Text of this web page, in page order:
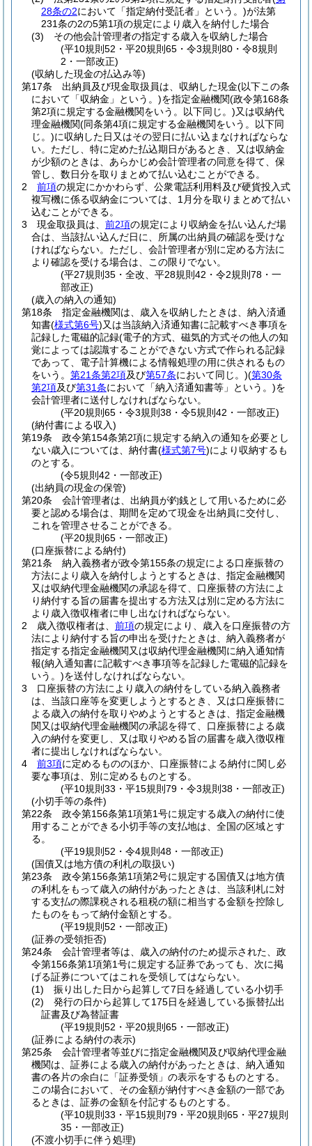
28条の2において「指定納付受託者」という。)が法第
231条の2の5第1項の規定により歳入を納付した場合
(3)
その他会計管理者の指定する歳入を収納した場合
(平10規則52・平20規則65・令3規則80・令8規則
2・一部改正)
(収納した現金の払込み等)
第17条
出納員及び現金取扱員は、収納した現金(以下この条
において「収納金」という。)を指定金融機関(政令第168条
第2項に規定する金融機関をいう。以下同じ。)又は収納代
理金融機関(同条第4項に規定する金融機関をいう。以下同
じ。)に収納した日又はその翌日に払い込まなければならな
い。 ただし、特に定めた払込期日があるとき、又は収納金
が少額のときは、あらかじめ会計管理者の同意を得て、保
管し、数日分を取りまとめて払い込むことができる。
2
前項の規定にかかわらず、公衆電話利用料及び硬貨投入式
複写機に係る収納金については、1月分を取りまとめて払い
込むことができる。
3
現金取扱員は、 前2項の規定により収納金を払い込んだ場
合は、当該払い込んだ日に、所属の出納員の確認を受けな
ければならない。 ただし、会計管理者が別に定める方法に
より確認を受ける場合は、この限りでない。
(平27規則35・全改、平28規則42・令2規則78・一
部改正)
(歳入の納入の通知)
第18条
指定金融機関は、歳入を収納したときは、納入済通
知書(様式第6号)又は当該納入済通知書に記載すべき事項を
記録した電磁的記録(電子的方式、磁気的方式その他人の知
覚によっては認識することができない方式で作られる記録
であって、電子計算機による情報処理の用に供されるもの
をいう。 第21条第2項及び第57条において同じ。)(第30条
第2項及び第31条において「納入済通知書等」という。)を
会計管理者に送付しなければならない。
(平20規則65・令3規則38・令5規則42・一部改正)
(納付書による収入)
第19条
政令第154条第2項に規定する納入の通知を必要とし
ない歳入については、納付書(様式第7号)により収納するも
のとする。
(令5規則42・一部改正)
(出納員の現金の保管)
第20条
会計管理者は、出納員が釣銭として用いるために必
要と認める場合は、期間を定めて現金を出納員に交付し、
これを管理させることができる。
(平20規則65・一部改正)
(口座振替による納付)
第21条
納入義務者が政令第155条の規定による口座振替の
方法により歳入を納付しようとするときは、指定金融機関
又は収納代理金融機関の承認を得て、口座振替の方法によ
り納付する旨の届書を提出する方法又は別に定める方法に
より歳入徴収権者に申し出なければならない。
2
歳入徴収権者は、 前項の規定により、歳入を口座振替の方
法により納付する旨の申出を受けたときは、納入義務者が
指定する指定金融機関又は収納代理金融機関に納入通知情
報(納入通知書に記載すべき事項等を記録した電磁的記録を
いう。)を送付しなければならない。
3
口座振替の方法により歳入の納付をしている納入義務者
は、当該口座等を変更しようとするとき、又は口座振替に
よる歳入の納付を取りやめようとするときは、指定金融機
関又は収納代理金融機関の承認を得て、口座振替による歳
入の納付を変更し、又は取りやめる旨の届書を歳入徴収権
者に提出しなければならない。
4
前3項に定めるもののほか、口座振替による納付に関し必
要な事項は、別に定めるものとする。
(平10規則33・平15規則79・令3規則38・一部改正)
(小切手等の条件)
第22条
政令第156条第1項第1号に規定する歳入の納付に使
用することができる小切手等の支払地は、全国の区域とす
る。
(平19規則52・令4規則48・一部改正)
(国債又は地方債の利札の取扱い)
第23条
政令第156条第1項第2号に規定する国債又は地方債
の利札をもって歳入の納付があったときは、当該利札に対
する支払の際課税される租税の額に相当する金額を控除し
たものをもって納付金額とする。
(平19規則52・一部改正)
(証券の受領拒否)
第24条
会計管理者等は、歳入の納付のため提示された、政
令第156条第1項第1号に規定する証券であっても、次に掲
げる証券についてはこれを受領してはならない。
(1)
振り出した日から起算して7日を経過している小切手
(2)
発行の日から起算して175日を経過している振替払出
証書及び為替証書
(平19規則52・平20規則65・一部改正)
(証券による納付の表示)
第25条
会計管理者等並びに指定金融機関及び収納代理金融
機関は、証券による歳入の納付があったときは、納入通知
書の各片の余白に「証券受領」の表示をするものとする。
この場合において、その金額が納付すべき金額の一部であ
るときは、証券の金額を付記するものとする。
(平10規則33・平15規則79・平20規則65・平27規則
35・一部改正)
(不渡小切手に伴う処理)